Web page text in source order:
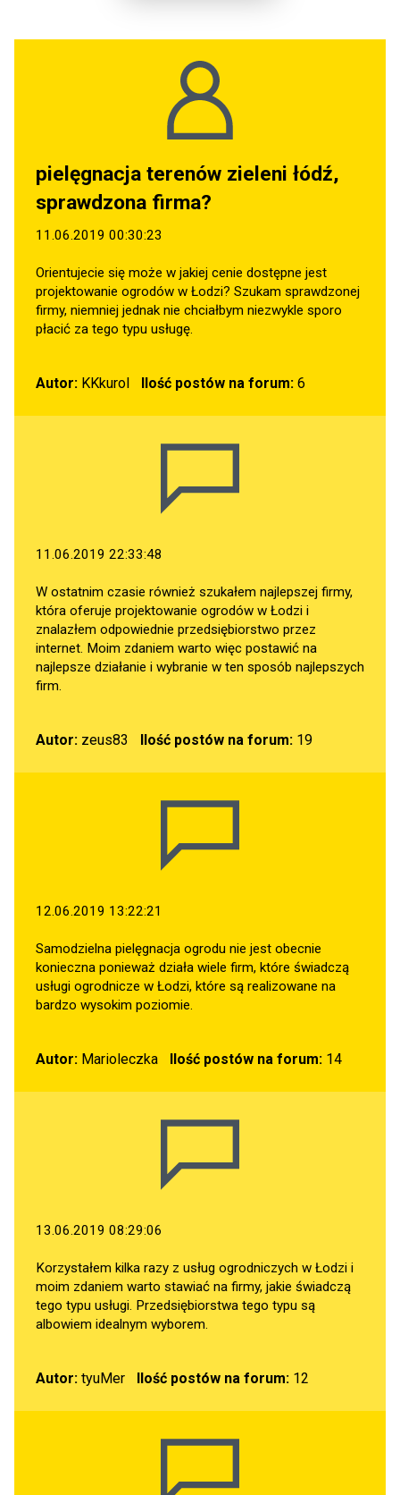
pielęgnacja terenów zieleni łódź,
sprawdzona firma?
11.06.2019 00:30:23
Orientujecie się może w jakiej cenie dostępne jest
projektowanie ogrodów w Łodzi? Szukam sprawdzonej
firmy, niemniej jednak nie chciałbym niezwykle sporo
płacić za tego typu usługę.
Autor: KKkurol Ilość postów na forum:6
11.06.2019 22:33:48
W ostatnim czasie również szukałem najlepszej firmy,
która oferuje projektowanie ogrodów w Łodzi i
znalazłem odpowiednie przedsiębiorstwo przez
internet. Moim zdaniem warto więc postawić na
najlepsze działanie i wybranie w ten sposób najlepszych
firm.
Autor: zeus83 Ilość postów na forum:19
12.06.2019 13:22:21
Samodzielna pielęgnacja ogrodu nie jest obecnie
konieczna ponieważ działa wiele firm, które świadczą
usługi ogrodnicze w Łodzi, które są realizowane na
bardzo wysokim poziomie.
Autor: Marioleczka Ilość postów na forum:14
13.06.2019 08:29:06
Korzystałem kilka razy z usług ogrodniczych w Łodzi i
moim zdaniem warto stawiać na firmy, jakie świadczą
tego typu usługi. Przedsiębiorstwa tego typu są
albowiem idealnym wyborem.
Autor: tyuMer Ilość postów na forum:12